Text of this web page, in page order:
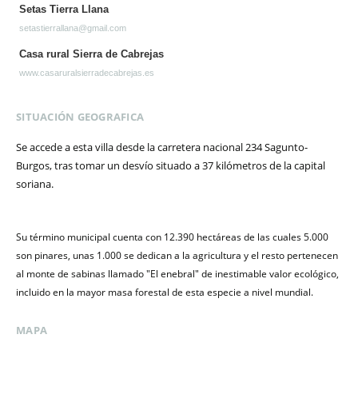
Setas Tierra Llana
setastierrallana@gmail.com
Casa rural Sierra de Cabrejas
www.casaruralsierradecabrejas.es
SITUACIÓN GEOGRAFICA
Se accede a esta villa desde la carretera nacional 234 Sagunto-
Burgos, tras tomar un desvío situado a 37 kilómetros de la capital
soriana.
Su término municipal cuenta con 12.390 hectáreas de las cuales 5.000
son pinares, unas 1.000 se dedican a la agricultura y el resto pertenecen
al monte de sabinas llamado "El enebral" de inestimable valor ecológico,
incluido en la mayor masa forestal de esta especie a nivel mundial.
MAPA